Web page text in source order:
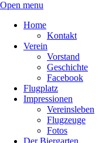
Open menu
Home
Kontakt
Verein
Vorstand
Geschichte
Facebook
Flugplatz
Impressionen
Vereinsleben
Flugzeuge
Fotos
Der Biergarten